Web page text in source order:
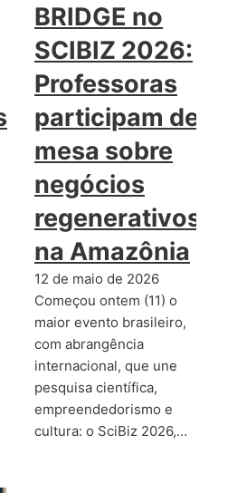
BRIDGE no
SCIBIZ 2026:
Professoras
participam de
mesa sobre
negócios
regenerativos
na Amazônia
12 de maio de 2026
Começou ontem (11) o
maior evento brasileiro,
com abrangência
internacional, que une
pesquisa científica,
empreendedorismo e
cultura: o SciBiz 2026,…